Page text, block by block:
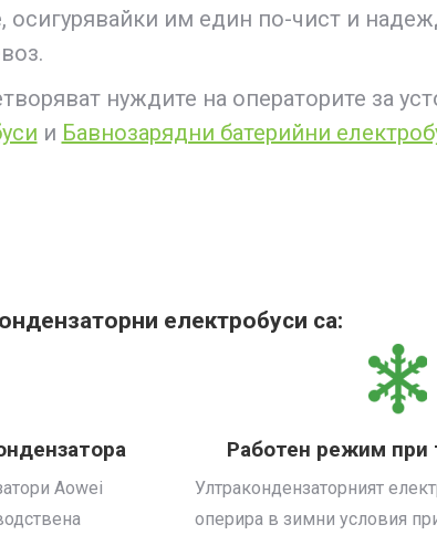
осигурявайки им един по-чист и
нуждите на операторите за
и Бавнозарядни батерийни
електробуси са:
Aowei
Работен режим при
Ултракондензаторният
оперира в зимни условия